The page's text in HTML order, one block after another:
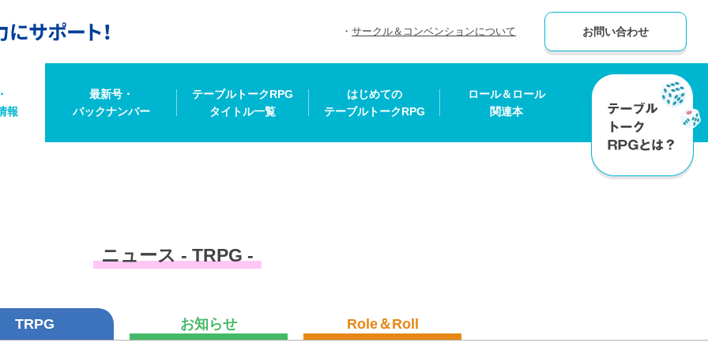
サークル＆コンベンションについて お問い合わせ
報
最新号・
バックナンバー
テーブルトークRPG
タイトル一覧
はじめての
テーブルトークRPG
ロール＆ロール
関連本
ニュース - TRPG -
TRPG お知らせ Role＆Roll